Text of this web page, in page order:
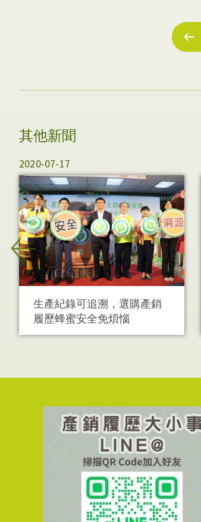
其他新聞
2020-07-17
生產紀錄可追溯，選購產銷
履歷蜂蜜安全免煩惱